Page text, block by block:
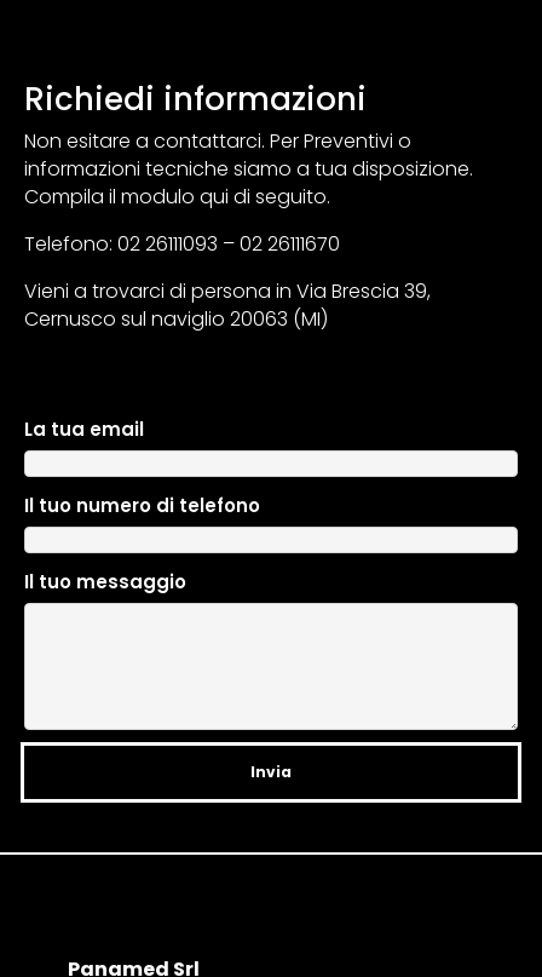
Richiedi informazioni
Non esitare a contattarci. Per Preventivi o
informazioni tecniche siamo a tua disposizione.
Compila il modulo qui di seguito.
Telefono: 02 26111093 – 02 26111670
Vieni a trovarci di persona in Via Brescia 39,
Cernusco sul naviglio 20063 (MI)
La tua email
Il tuo numero di telefono
Il tuo messaggio
A
l
e
n
a
:
Panamed Srl